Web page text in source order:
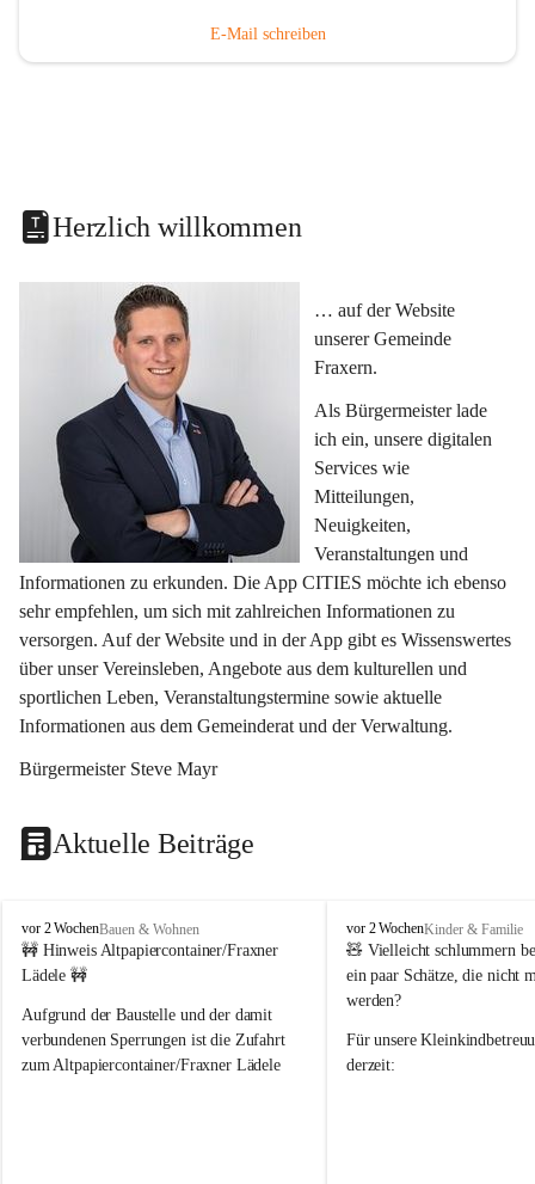
E-Mail schreiben
Herzlich willkommen
… auf der Website
unserer Gemeinde
Fraxern.
Als Bürgermeister lade
ich ein, unsere digitalen
Services wie
Mitteilungen,
Neuigkeiten,
Veranstaltungen und
Informationen zu erkunden. Die App CITIES möchte ich ebenso
sehr empfehlen, um sich mit zahlreichen Informationen zu
versorgen. Auf der Website und in der App gibt es Wissenswertes
über unser Vereinsleben, Angebote aus dem kulturellen und
sportlichen Leben, Veranstaltungstermine sowie aktuelle
Informationen aus dem Gemeinderat und der Verwaltung.
Bürgermeister Steve Mayr
Aktuelle Beiträge
F
r
a
e
r
n
vor 2 WochenBauen & Wohnen
🚧 Hinweis Altpapiercontainer/Fraxner
Lädele 🚧
Aufgrund der Baustelle und der damit
verbundenen Sperrungen ist die Zufahrt
zum Altpapiercontainer/Fraxner Lädele
F
r
a
x
r
n
vor 2 WochenKinder & Familie
🧸 Vielleicht schlummern
ein paar Schätze, die nicht
werden?
Für unsere
derzeit: